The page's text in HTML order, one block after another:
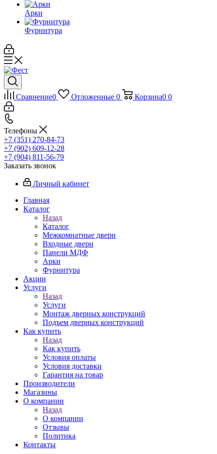
Арки
Фурнитура
Сравнение0 Отложенные 0 Корзина0 0
Телефоны
+7 (351) 270-84-73
+7 (902) 609-12-28
+7 (904) 811-56-79
Заказать звонок
Личный кабинет
Главная
Каталог
Назад
Каталог
Межкомнатные двери
Входные двери
Панели МДФ
Арки
Фурнитура
Акции
Услуги
Назад
Услуги
Монтаж дверных конструкций
Подъем дверных конструкций
Как купить
Назад
Как купить
Условия оплаты
Условия доставки
Гарантия на товар
Производители
Магазины
О компании
Назад
О компании
Отзывы
Политика
Контакты